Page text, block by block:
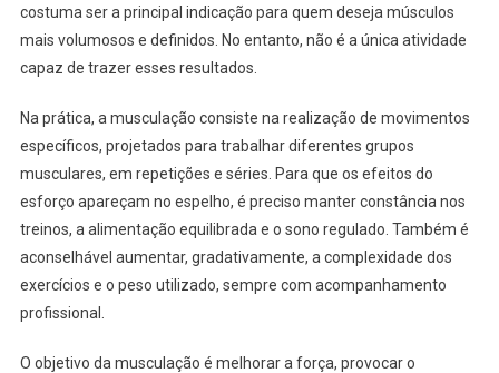
costuma ser a principal indicação para quem deseja músculos
mais volumosos e definidos. No entanto, não é a única atividade
capaz de trazer esses resultados.
Na prática, a musculação consiste na realização de movimentos
específicos, projetados para trabalhar diferentes grupos
musculares, em repetições e séries. Para que os efeitos do
esforço apareçam no espelho, é preciso manter constância nos
treinos, a alimentação equilibrada e o sono regulado. Também é
aconselhável aumentar, gradativamente, a complexidade dos
exercícios e o peso utilizado, sempre com acompanhamento
profissional.
O objetivo da musculação é melhorar a força, provocar o